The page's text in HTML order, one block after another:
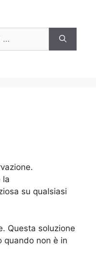
la
su qualsiasi
Questa soluzione
quando non è in